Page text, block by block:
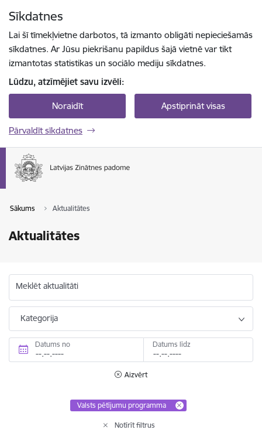
Sīkdatnes
Lai šī tīmekļvietne darbotos, tā izmanto obligāti nepieciešamās
sīkdatnes. Ar Jūsu piekrišanu papildus šajā vietnē var tikt
izmantotas statistikas un sociālo mediju sīkdatnes.
Lūdzu, atzīmējiet savu izvēli:
Noraidīt Apstiprināt visas
Pārvaldīt sīkdatnes
Sākums Aktualitātes
Aktualitātes
Meklēt aktualitāti
Kategorija
Datums no Datums līdz
Aizvērt
Valsts pētījumu programma
Notīrīt filtrus